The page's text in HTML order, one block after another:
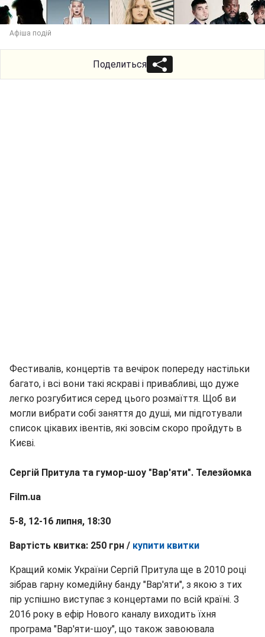
Афіша подій
Поделиться
Фестивалів, концертів та вечірок попереду настільки
багато, і всі вони такі яскраві і привабливі, що дуже
легко розгубитися серед цього розмаїття. Щоб ви
могли вибрати собі заняття до душі, ми підготували
список цікавих івентів, які зовсім скоро пройдуть в
Києві.
Сергій Притула та гумор-шоу "Вар'яти". Телезйомка
Film.ua
5-8, 12-16 липня, 18:30
Вартість квитка: 250 грн / купити квитки
Кращий комік України Сергій Притула ще в 2010 році
зібрав гарну комедійну банду "Вар'яти", з якою з тих
пір успішно виступає з концертами по всій країні. З
2016 року в ефір Нового каналу виходить їхня
програма "Вар'яти-шоу", що також завоювала